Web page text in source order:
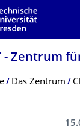
- Zentrum
Menü
Das Zentrum